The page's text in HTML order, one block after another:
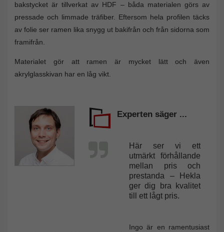
bakstycket är tillverkat av HDF – båda materialen görs av
pressade och limmade träfiber. Eftersom hela profilen täcks
av folie ser ramen lika snygg ut bakifrån och från sidorna som
framifrån.
Materialet gör att ramen är mycket lätt och även
akrylglasskivan har en låg vikt.
Experten säger ...
Här ser vi ett
utmärkt förhållande
mellan pris och
prestanda – Hekla
ger dig bra kvalitet
till ett lågt pris.
Ingo är en ramentusiast